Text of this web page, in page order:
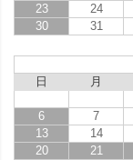
23
24
30
31
日
月
6
7
13
14
20
21